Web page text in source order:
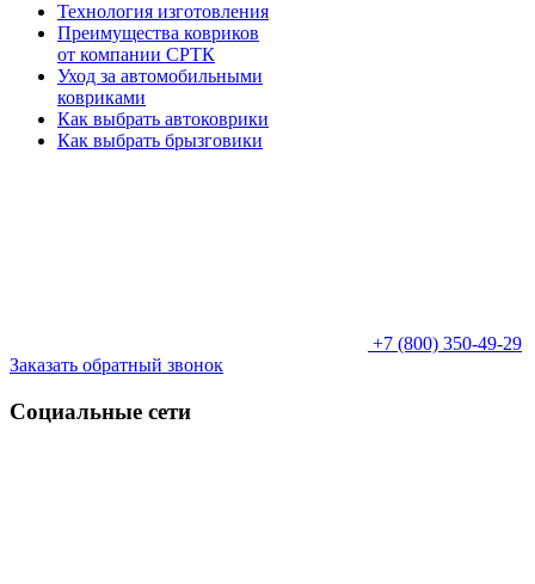
Технология изготовления
Преимущества ковриков
от компании СРТК
Уход за автомобильными
ковриками
Как выбрать автоковрики
Как выбрать брызговики
+7 (800) 350-49-29
Заказать обратный звонок
Социальные сети